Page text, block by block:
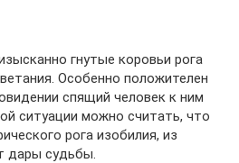
гнутые коровьи рога
Особенно положителен
спящий человек к ним
ситуации можно считать, что
рога изобилия, из
дары судьбы.